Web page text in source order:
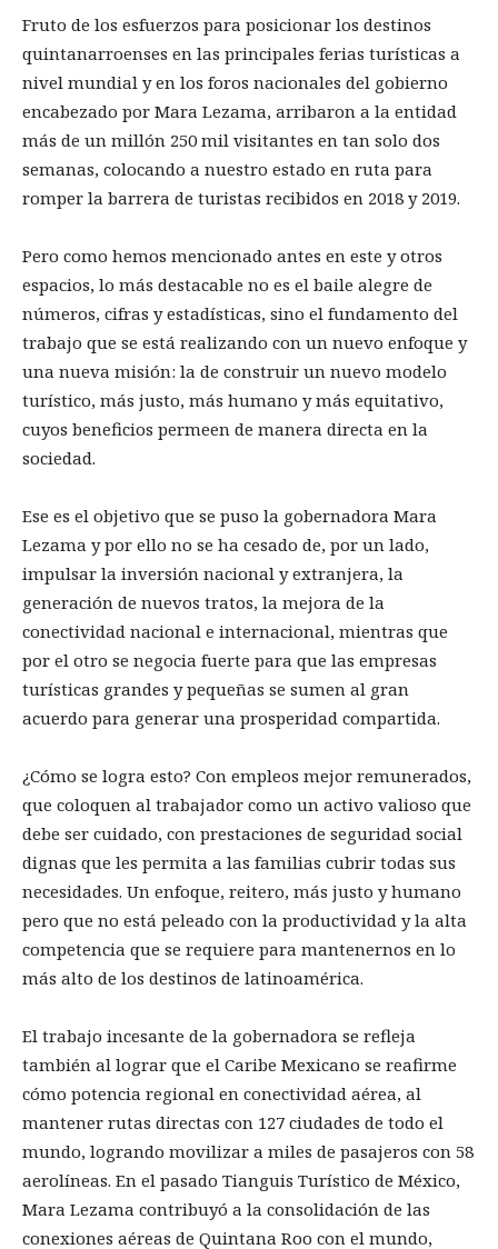
Fruto de los esfuerzos para posicionar los destinos
quintanarroenses en las principales ferias turísticas a
nivel mundial y en los foros nacionales del gobierno
encabezado por Mara Lezama, arribaron a la entidad
más de un millón 250 mil visitantes en tan solo dos
semanas, colocando a nuestro estado en ruta para
romper la barrera de turistas recibidos en 2018 y 2019.
Pero como hemos mencionado antes en este y otros
espacios, lo más destacable no es el baile alegre de
números, cifras y estadísticas, sino el fundamento del
trabajo que se está realizando con un nuevo enfoque y
una nueva misión: la de construir un nuevo modelo
turístico, más justo, más humano y más equitativo,
cuyos beneficios permeen de manera directa en la
sociedad.
Ese es el objetivo que se puso la gobernadora Mara
Lezama y por ello no se ha cesado de, por un lado,
impulsar la inversión nacional y extranjera, la
generación de nuevos tratos, la mejora de la
conectividad nacional e internacional, mientras que
por el otro se negocia fuerte para que las empresas
turísticas grandes y pequeñas se sumen al gran
acuerdo para generar una prosperidad compartida.
¿Cómo se logra esto? Con empleos mejor remunerados,
que coloquen al trabajador como un activo valioso que
debe ser cuidado, con prestaciones de seguridad social
dignas que les permita a las familias cubrir todas sus
necesidades. Un enfoque, reitero, más justo y humano
pero que no está peleado con la productividad y la alta
competencia que se requiere para mantenernos en lo
más alto de los destinos de latinoamérica.
El trabajo incesante de la gobernadora se refleja
también al lograr que el Caribe Mexicano se reafirme
cómo potencia regional en conectividad aérea, al
mantener rutas directas con 127 ciudades de todo el
mundo, logrando movilizar a miles de pasajeros con 58
aerolíneas. En el pasado Tianguis Turístico de México,
Mara Lezama contribuyó a la consolidación de las
conexiones aéreas de Quintana Roo con el mundo,